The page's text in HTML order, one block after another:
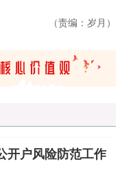
（责编：岁月）
开户风险防范工作